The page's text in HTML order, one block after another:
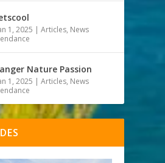
1, 2025 |Articles, News
Nature Passion
1, 2025 |Articles, News